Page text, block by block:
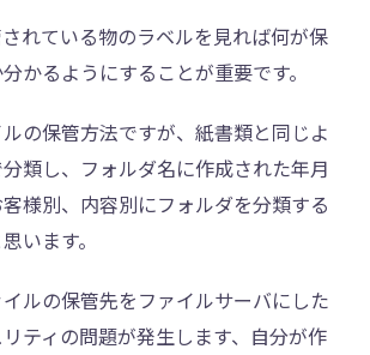
れている物のラベルを見れば何が保
かるようにすることが重要です。
の保管方法ですが、紙書類と同じよ
類し、フォルダ名に作成された年月
様別、内容別にフォルダを分類する
います。
ルの保管先をファイルサーバにした
ティの問題が発生します、自分が作